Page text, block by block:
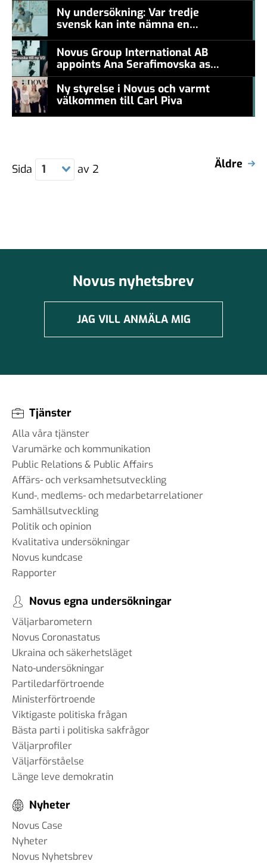
Ny undersökning: Var tredje
svensk kan inte nämna en
Novus Group International AB
appoints Ana Serafimovska as
new CEO
Ny styrelse i Novus och varmt
välkommen till Carl Piva
Sida 1 av 2 Äldre
Novus nyhetsbrev
JAG VILL ANMÄLA MIG
Tjänster
Alla våra tjänster
Varumärke och kommunikation
Public Relations & Public Affairs
Affärs- och verksamhetsutveckling
Kund-, medlems- och medarbetarrelationer
Samhällsutveckling
Politik och opinion
Kvalitativa undersökningar
Novus kundcase
Rapporter
Novus egna undersökningar
Väljarbarometern
Novus Coronastatus
Ukraina och säkerhetsläget
Nato-undersökningar
Partiledarförtroende
Ministerförtroende
Viktigaste politiska frågan
Bästa parti i politiska sakfrågor
Väljarprofiler
Väljarförståelse
Länge leve demokratin
Nyheter
Novus Case
Nyheter
Novus Nyhetsbrev